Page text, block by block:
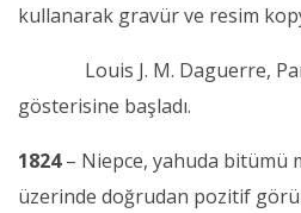
kullanarak gravür ve resim
Louis J. M. Daguerre,
gösterisine başladı.
1824– Niepce, yahuda bitümü
üzerinde doğrudan pozitif